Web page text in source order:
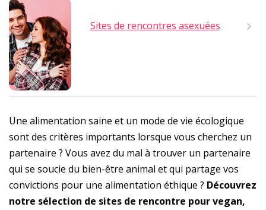
Sites de rencontres asexuées
Une alimentation saine et un mode de vie écologique
sont des critères importants lorsque vous cherchez un
partenaire ? Vous avez du mal à trouver un partenaire
qui se soucie du bien-être animal et qui partage vos
convictions pour une alimentation éthique ? Découvrez
notre sélection de sites de rencontre pour vegan,